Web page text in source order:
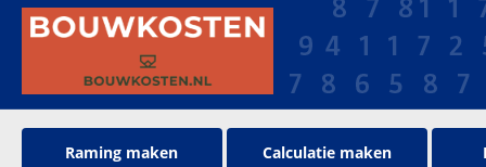
Raming maken Calculatie maken